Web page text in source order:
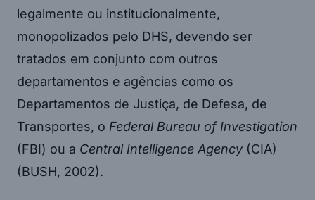
legalmente ou institucionalmente,
monopolizados pelo DHS, devendo ser
tratados em conjunto com outros
departamentos e agências como os
Departamentos de Justiça, de Defesa, de
Transportes, o Federal Bureau of Investigation
(FBI) ou a Central Intelligence Agency (CIA)
(BUSH, 2002).